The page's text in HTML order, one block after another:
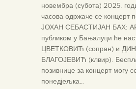
новембра (субота) 2025.
часова одржаче се концерт
ЈОХАН СЕБАСТИЈАН БАХ:
публиком у Бањалуци ће
ЦВЕТКОВИЋ (сопран) и
БЛАГОЈЕВИЋ (клвир).
позивнице за концерт могу
понедјељка…